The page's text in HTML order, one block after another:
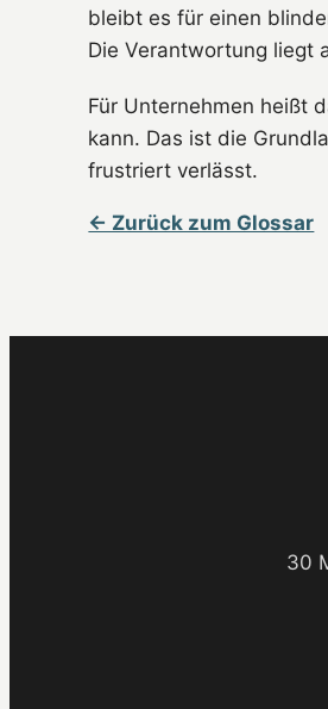
bleibt es für einen
Die Verantwortung liegt
Für Unternehmen heißt
kann. Das ist die
frustriert verlässt.
← Zurück zum Glossar
30